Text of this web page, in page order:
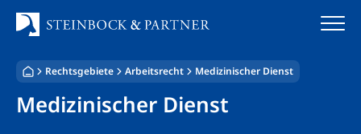
Inhalt
springen
Startseite
Rechtsgebiete Arbeitsrecht Medizinischer Dienst
Medizinischer Dienst